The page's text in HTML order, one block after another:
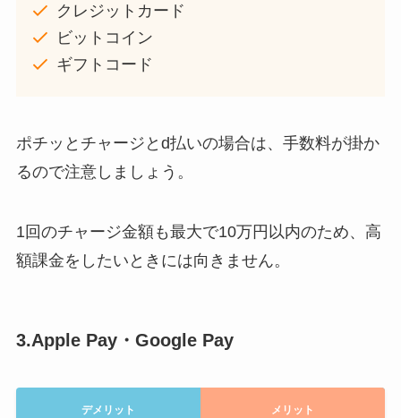
クレジットカード
ビットコイン
ギフトコード
ポチッとチャージとd払いの場合は、手数料が掛か
るので注意しましょう。
1回のチャージ金額も最大で10万円以内のため、高
額課金をしたいときには向きません。
3.Apple Pay・Google Pay
デメリット メリット